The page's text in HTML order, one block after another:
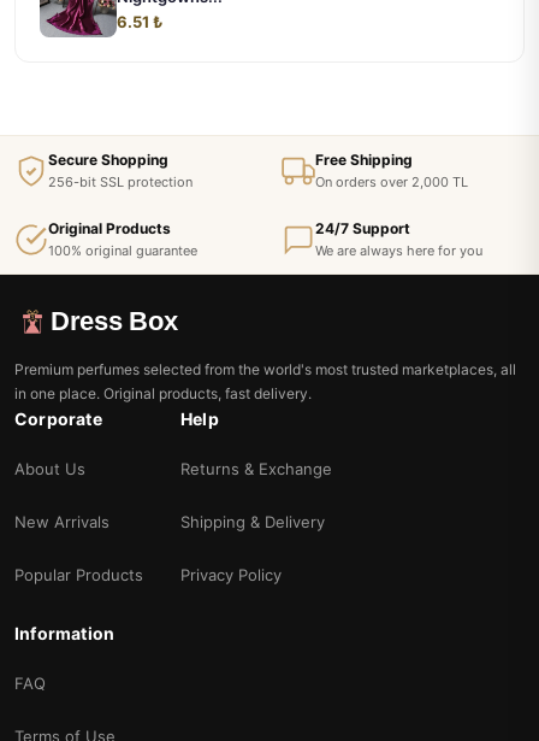
6.51 ₺
Secure Shopping
256-bit SSL protection
Free Shipping
On orders over 2,000 TL
Original Products
100% original guarantee
24/7 Support
We are always here for you
Dress Box
Premium perfumes selected from the world's most trusted marketplaces, all
in one place. Original products, fast delivery.
Corporate
About Us
New Arrivals
Popular Products
Help
Returns & Exchange
Shipping & Delivery
Privacy Policy
Information
FAQ
Terms of Use